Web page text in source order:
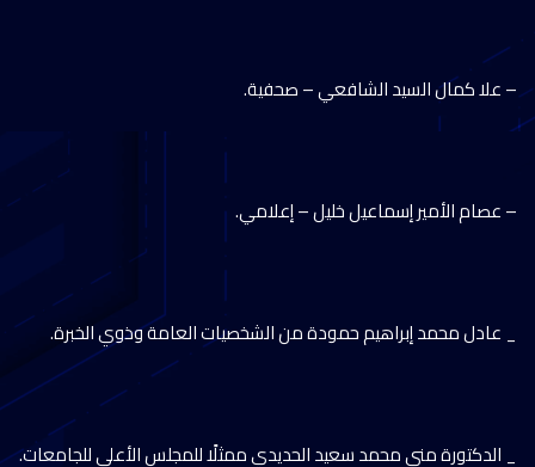
– علا كمال السيد الشافعي – صحفية.
– عصام الأمير إسماعيل خليل – إعلامي.
_ عادل محمد إبراهيم حمودة من الشخصيات العامة وذوي الخبرة.
_ الدكتورة منى محمد سعيد الحديدي ممثلًا للمجلس الأعلى للجامعات.